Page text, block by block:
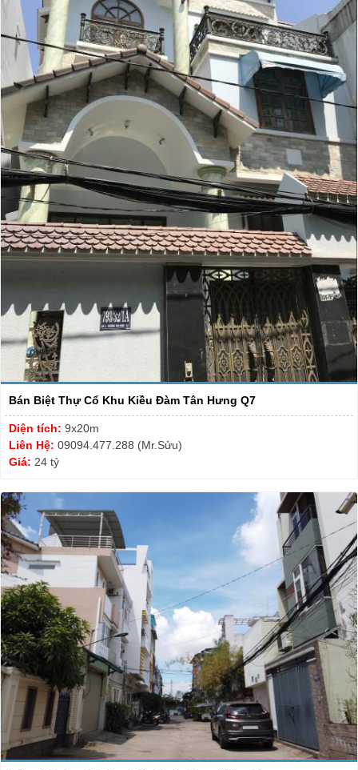
Bán Biệt Thự Cổ Khu Kiều Đàm Tân Hưng Q7
Diện tích: 9x20m
Liên Hệ: 09094.477.288 (Mr.Sửu)
Giá: 24 tỷ